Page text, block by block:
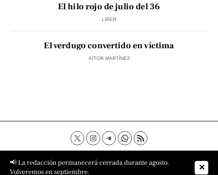
El hilo rojo de julio del 36
LIBER
El verdugo convertido en víctima
AITOR MARTÍNEZ
Contacto Aviso Legal
Política de privacidad
Política de cookies
Sobre nosotros
📢 La redacción permanecerá cerrada durante agosto.
Volveremos en septiembre.
✕